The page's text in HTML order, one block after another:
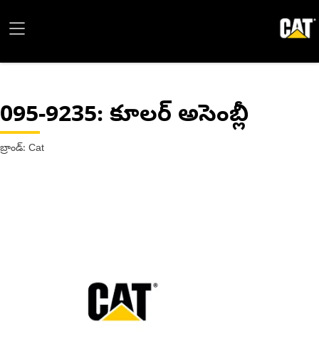
095-9235: కూలర్ అసెంబ్లీ
బ్రాండ్: Cat